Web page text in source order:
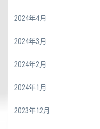
2024年4月
2024年3月
2024年2月
2024年1月
2023年12月